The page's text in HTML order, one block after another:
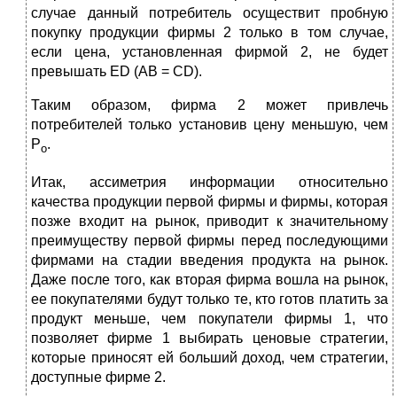
случае данный потребитель осуществит пробную
покупку продукции фирмы 2 только в том случае,
если цена, установленная фирмой 2, не будет
превышать ЕD (АВ = СD).
Таким образом, фирма 2 может привлечь
потребителей только установив цену меньшую, чем
Ро­.
Итак, ассиметрия информации относительно
качества продукции первой фирмы и фирмы, которая
позже входит на рынок, приводит к значительному
преимуществу первой фирмы перед последующими
фирмами на стадии введения продукта на рынок.
Даже после того, как вторая фирма вошла на рынок,
ее покупателями будут только те, кто готов платить за
продукт меньше, чем покупатели фирмы 1, что
позволяет фирме 1 выбирать ценовые стратегии,
которые приносят ей больший доход, чем стратегии,
доступные фирме 2.